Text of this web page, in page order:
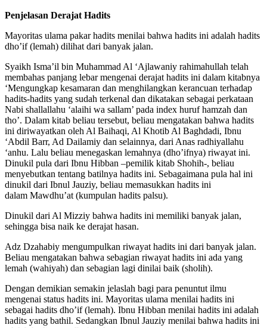
Penjelasan Derajat Hadits
Mayoritas ulama pakar hadits menilai bahwa hadits ini adalah hadits
dho’if (lemah) dilihat dari banyak jalan.
Syaikh Isma’il bin Muhammad Al ‘Ajlawaniy rahimahullah telah
membahas panjang lebar mengenai derajat hadits ini dalam kitabnya
‘Mengungkap kesamaran dan menghilangkan kerancuan terhadap
hadits-hadits yang sudah terkenal dan dikatakan sebagai perkataan
Nabi shallallahu ‘alaihi wa sallam’ pada index huruf hamzah dan
tho’. Dalam kitab beliau tersebut, beliau mengatakan bahwa hadits
ini diriwayatkan oleh Al Baihaqi, Al Khotib Al Baghdadi, Ibnu
‘Abdil Barr, Ad Dailamiy dan selainnya, dari Anas radhiyallahu
‘anhu. Lalu beliau menegaskan lemahnya (dho’ifnya) riwayat ini.
Dinukil pula dari Ibnu Hibban –pemilik kitab Shohih-, beliau
menyebutkan tentang batilnya hadits ini. Sebagaimana pula hal ini
dinukil dari Ibnul Jauziy, beliau memasukkan hadits ini
dalam Mawdhu’at (kumpulan hadits palsu).
Dinukil dari Al Mizziy bahwa hadits ini memiliki banyak jalan,
sehingga bisa naik ke derajat hasan.
Adz Dzahabiy mengumpulkan riwayat hadits ini dari banyak jalan.
Beliau mengatakan bahwa sebagian riwayat hadits ini ada yang
lemah (wahiyah) dan sebagian lagi dinilai baik (sholih).
Dengan demikian semakin jelaslah bagi para penuntut ilmu
mengenai status hadits ini. Mayoritas ulama menilai hadits ini
sebagai hadits dho’if (lemah). Ibnu Hibban menilai hadits ini adalah
hadits yang bathil. Sedangkan Ibnul Jauziy menilai bahwa hadits ini